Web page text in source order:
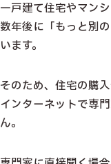
一戸建て住宅やマン
数年後に「もっと別
います。
そのため、住宅の購
インターネットで専
ん。